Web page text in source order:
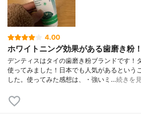
4.00
ホワイトニング効果がある歯磨き粉！
デンティスはタイの歯磨き粉ブランドです！
使ってみました！日本でも人気があるという
した。使ってみた感想は、・強いミ…続きを